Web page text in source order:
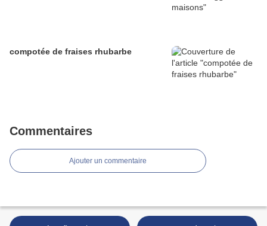
compotée de fraises rhubarbe
Commentaires
Ajouter un commentaire